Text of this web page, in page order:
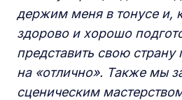
держим меня в тонусе и,
здорово и хорошо
представить свою
на «отлично». Также мы
сценическим